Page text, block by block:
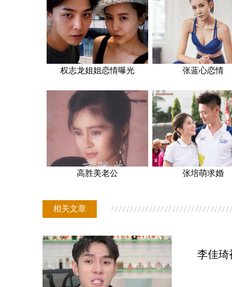
权志龙姐姐恋情曝光 张蓝心恋情
高胜美老公 张培萌求婚
相关文章
李佳琦